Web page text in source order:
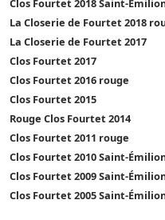
Clos Fourtet 2018 Saint-
La Closerie de Fourtet 2018
La Closerie de Fourtet 2017
Clos Fourtet 2017
Clos Fourtet 2016 rouge
Clos Fourtet 2015
Rouge Clos Fourtet 2014
Clos Fourtet 2011 rouge
Clos Fourtet 2010 Saint-
Clos Fourtet 2009 Saint-
Clos Fourtet 2005 Saint-